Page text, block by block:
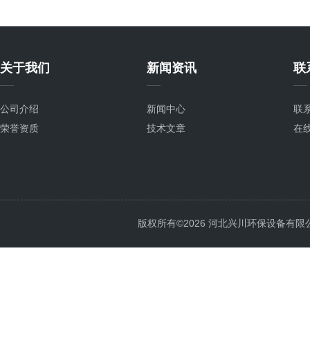
关于我们
公司介绍
荣誉资质
新闻资讯
新闻中心
技术文章
联
联
在
版权所有©2026 河北兴川环保设备有